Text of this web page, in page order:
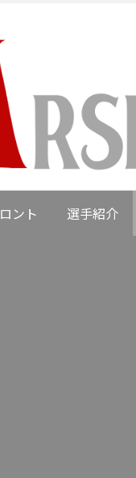
ント 選手紹介